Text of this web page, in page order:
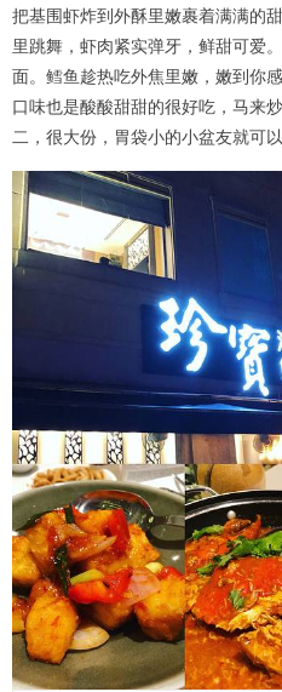
把基围虾炸到外酥里嫩裹着满满的
里跳舞，虾肉紧实弹牙，鲜甜可爱
面。鳕鱼趁热吃外焦里嫩，嫩到你
口味也是酸酸甜甜的很好吃，马来
二，很大份，胃袋小的小盆友就可以